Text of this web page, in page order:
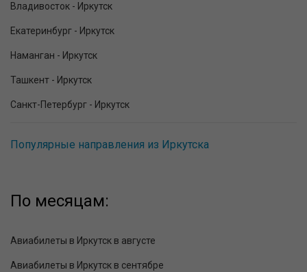
Владивосток - Иркутск
Екатеринбург - Иркутск
Наманган - Иркутск
Ташкент - Иркутск
Санкт-Петербург - Иркутск
Популярные направления из Иркутска
По месяцам:
Авиабилеты в Иркутск в августе
Авиабилеты в Иркутск в сентябре